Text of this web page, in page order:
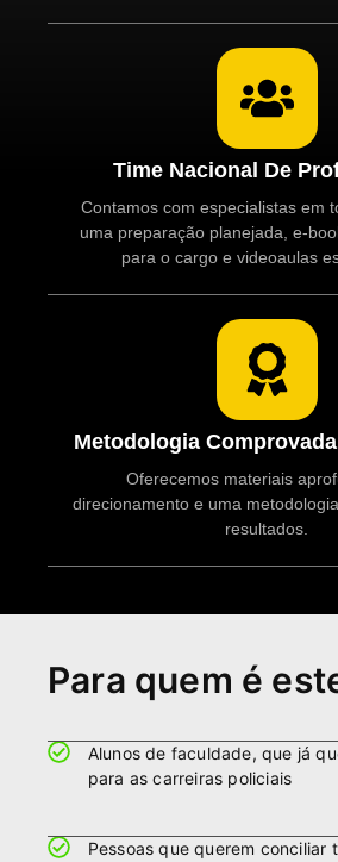
Time Nacional De
Contamos com especialistas em
uma preparação planejada, e-
para o cargo e videoaulas
Metodologia
Oferecemos materiais
direcionamento e uma
resultados.
Para quem é
Alunos de faculdade, que já
para as carreiras policiais
Pessoas que querem conciliar